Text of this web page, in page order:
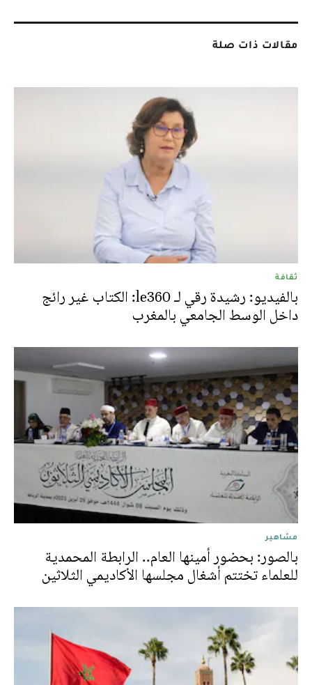
مقالات ذات صلة
ثقافة
بالفيديو: رشيدة رقي لـ le360: الكتاب غير رائج
داخل الوسط الجامعي بالمغرب
مشاهير
بالصور: بحضور أمينها العام.. الرابطة المحمدية
للعلماء تختتم أشغال مجلسها الأكاديمي الثلاثين